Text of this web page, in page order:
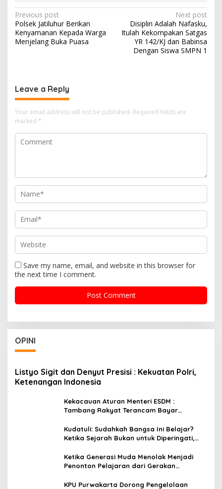
Post
navigation
Previous post
Polsek Jatiluhur Berikan
Kenyamanan Kepada Warga
Menjelang Buka Puasa
Next post
Disiplin Adalah Nafasku,
Itulah Kekompakan Satgas
YR 142/KJ dan Babinsa
Dengan Siswa SMPN 1
Leave a Reply
Your email address will not be published. Required fields are
marked *
Save my name, email, and website in this browser for
the next time I comment.
OPINI
Listyo Sigit dan Denyut Presisi : Kekuatan Polri,
Ketenangan Indonesia
Kekacauan Aturan Menteri ESDM :
Tambang Rakyat Terancam Bayar
Kudatuli: Sudahkah Bangsa Ini Belajar?
Ketika Sejarah Bukan untuk Diperingati,
Ketika Generasi Muda Menolak Menjadi
Penonton Pelajaran dari Gerakan
KPU Purwakarta Dorong Pengelolaan